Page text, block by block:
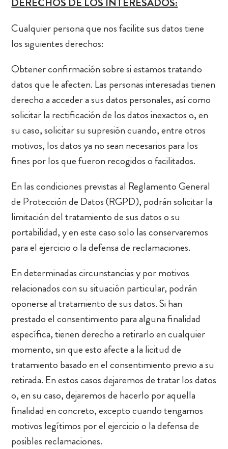
Cualquier persona que nos facilite sus datos tiene
los siguientes derechos:
Obtener confirmación sobre si estamos tratando
datos que le afecten. Las personas interesadas tienen
derecho a acceder a sus datos personales, así como
solicitar la rectificación de los datos inexactos o, en
su caso, solicitar su supresión cuando, entre otros
motivos, los datos ya no sean necesarios para los
fines por los que fueron recogidos o facilitados.
En las condiciones previstas al Reglamento General
de Protección de Datos (RGPD), podrán solicitar la
limitación del tratamiento de sus datos o su
portabilidad, y en este caso solo las conservaremos
para el ejercicio o la defensa de reclamaciones.
En determinadas circunstancias y por motivos
relacionados con su situación particular, podrán
oponerse al tratamiento de sus datos. Si han
prestado el consentimiento para alguna finalidad
específica, tienen derecho a retirarlo en cualquier
momento, sin que esto afecte a la licitud de
tratamiento basado en el consentimiento previo a su
retirada. En estos casos dejaremos de tratar los datos
o, en su caso, dejaremos de hacerlo por aquella
finalidad en concreto, excepto cuando tengamos
motivos legítimos por el ejercicio o la defensa de
posibles reclamaciones.